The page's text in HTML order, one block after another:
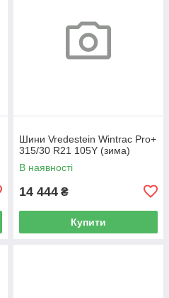
Шини Vredestein Wintrac Pro+
315/30 R21 105Y (зима)
В наявності
14 444 ₴
Купити